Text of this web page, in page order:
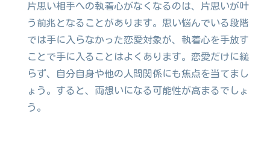
片思い相手への執着心がなくなるのは、片思いが叶
う前兆となることがあります。思い悩んでいる段階
では手に入らなかった恋愛対象が、執着心を手放す
ことで手に入ることはよくあります。恋愛だけに縋
らず、自分自身や他の人間関係にも焦点を当てまし
ょう。すると、両想いになる可能性が高まるでしょ
う。